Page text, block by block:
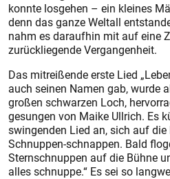
konnte losgehen – ein kleines
denn das ganze Weltall
nahm es da­raufhin mit auf eine
zurückliegende Vergangenheit.
Das mitreißende erste Lied
auch seinen Namen gab, wurde
großen schwarzen Loch,
gesungen von Maike Ullrich. Es
swingenden Lied an, sich auf
Schnuppen-schnappen. Bald
Sternschnuppen auf die Bühne
alles schnuppe.“ Es sei so